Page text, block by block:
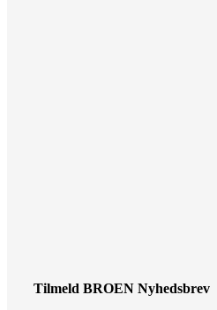
Tilmeld BROEN Nyhedsbrev